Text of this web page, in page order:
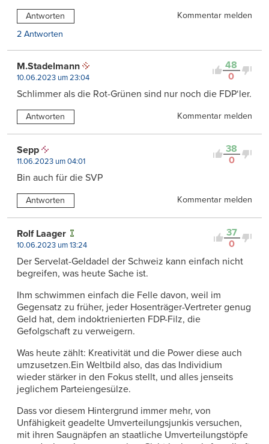
Antworten
Kommentar melden
2 Antworten
48
0
M.Stadelmann
10.06.2023 um 23:04
Schlimmer als die Rot-Grünen sind nur noch die FDP‘ler.
Antworten Kommentar melden
38
0
Sepp
11.06.2023 um 04:01
Bin auch für die SVP
Antworten Kommentar melden
37
0
Rolf Laager
10.06.2023 um 13:24
Der Servelat-Geldadel der Schweiz kann einfach nicht
begreifen, was heute Sache ist.
Ihm schwimmen einfach die Felle davon, weil im
Gegensatz zu früher, jeder Hosenträger-Vertreter genug
Geld hat, dem indoktrienierten FDP-Filz, die
Gefolgschaft zu verweigern.
Was heute zählt: Kreativität und die Power diese auch
umzusetzen.Ein Weltbild also, das das Individium
wieder stärker in den Fokus stellt, und alles jenseits
jeglichem Parteiengesülze.
Dass vor diesem Hintergrund immer mehr, von
Unfähigkeit geadelte Umverteilungsjunkis versuchen,
mit ihren Saugnäpfen an staatliche Umverteilungstöpfe